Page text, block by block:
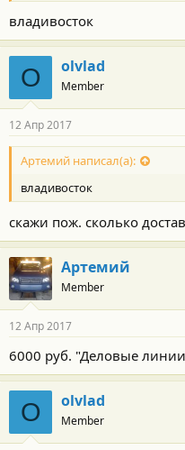
владивосток
O olvlad
Member
12 Апр 2017
Артемий написал(а):
владивосток
скажи пож. сколько
Артемий
Member
12 Апр 2017
6000 руб. "Деловые
O olvlad
Member